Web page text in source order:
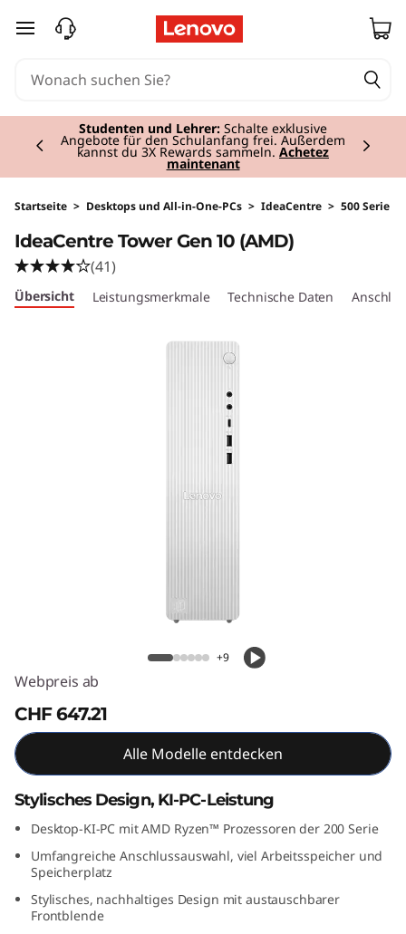
C
e
n
n
1
0
8
zum Hauptinhalt springen
Studenten und Lehrer: Schalte exklusive
Angebote für den Schulanfang frei. Außerdem
kannst du 3X Rewards sammeln. Achetez
maintenant
Currently displaying item 2 of 3
Startseite > Desktops und All-in-One-PCs > IdeaCentre > 500 Serie
IdeaCentre Tower Gen 10 (AMD)
IdeaCentre Tower Gen 10 (AMD)
(41)
Übersicht Leistungsmerkmale Technische Daten
+9
Webpreis ab
CHF 647.21
Alle Modelle entdecken
Stylisches Design, KI-PC-Leistung
Desktop-KI-PC mit AMD Ryzen™ Prozessoren der 200 Serie
Umfangreiche Anschlussauswahl, viel Arbeitsspeicher und
Speicherplatz
Stylisches, nachhaltiges Design mit austauschbarer
Frontblende